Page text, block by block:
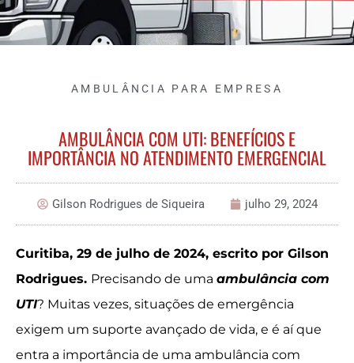
AMBULÂNCIA PARA EMPRESA
AMBULÂNCIA COM UTI: BENEFÍCIOS E
IMPORTÂNCIA NO ATENDIMENTO EMERGENCIAL
Gilson Rodrigues de Siqueira julho 29, 2024
Curitiba, 29 de julho de 2024, escrito por Gilson
Rodrigues. Precisando de uma ambulância com
UTI? Muitas vezes, situações de emergência
exigem um suporte avançado de vida, e é aí que
entra a importância de uma ambulância com